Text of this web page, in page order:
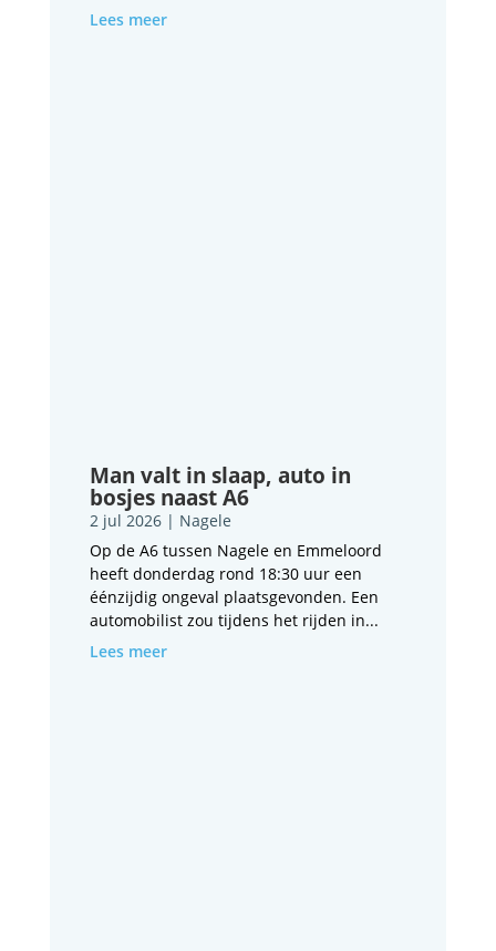
Lees meer
Man valt in slaap, auto in
bosjes naast A6
2 jul 2026| Nagele
Op de A6 tussen Nagele en Emmeloord
heeft donderdag rond 18:30 uur een
éénzijdig ongeval plaatsgevonden. Een
automobilist zou tijdens het rijden in...
Lees meer